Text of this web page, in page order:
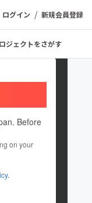
ログイン / 新規会員登録
ジェクトをさがす
Before
on your
.
稿しています